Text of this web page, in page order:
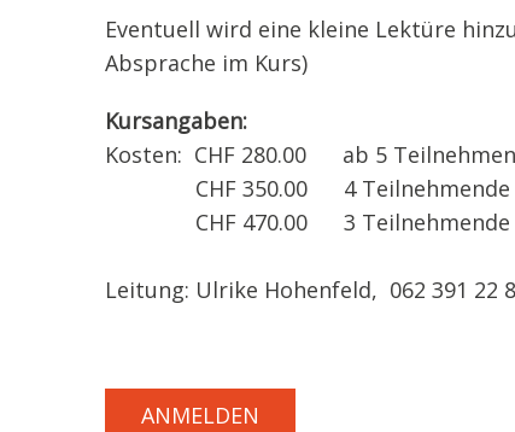
Eventuell wird eine kleine Lektüre
Absprache im Kurs)
Kursangaben:
Kosten: CHF 280.00 ab 5
CHF 350.00 4 Teilnehmende
CHF 470.00 3 Teilnehmende
Leitung: Ulrike Hohenfeld, 062 391 22
ANMELDEN